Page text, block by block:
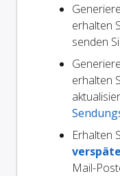
erhalten
senden
erhalten
Erhalten
Mail-